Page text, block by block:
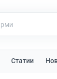
Статии